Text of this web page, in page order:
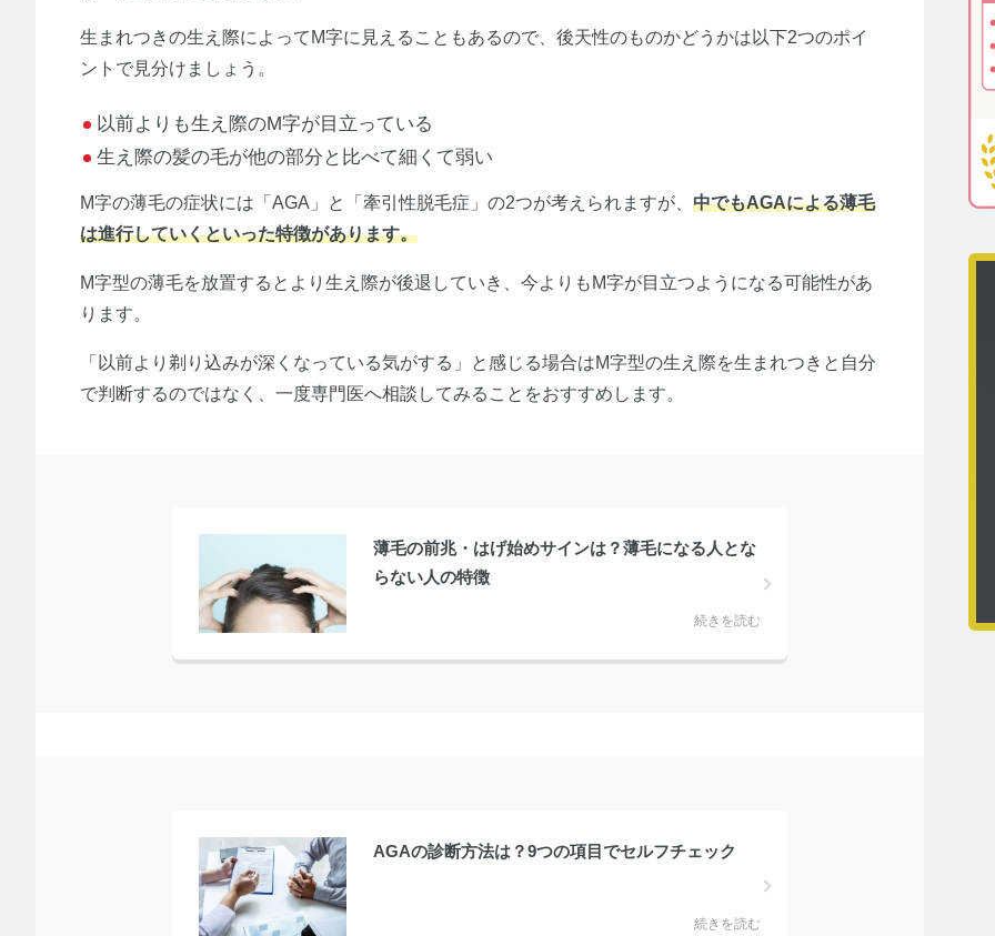
生まれつきの生え際によってM字に見えることもあるので、後天性のものかどうかは以下2つのポイ
ントで見分けましょう。
以前よりも生え際のM字が目立っている
生え際の髪の毛が他の部分と比べて細くて弱い
M字の薄毛の症状には「AGA」と「牽引性脱毛症」の2つが考えられますが、 中でもAGAによる薄毛
は進行していくといった特徴があります。
M字型の薄毛を放置するとより生え際が後退していき、今よりもM字が目立つようになる可能性があ
ります。
「以前より剃り込みが深くなっている気がする」と感じる場合はM字型の生え際を生まれつきと自分
で判断するのではなく、一度専門医へ相談してみることをおすすめします。
薄毛の前兆・はげ始めサインは？薄毛になる人とな
らない人の特徴
続きを読む
AGAの診断方法は？9つの項目でセルフチェック
続きを読む